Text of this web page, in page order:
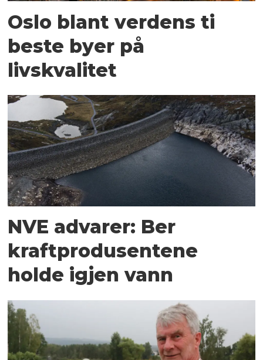
Oslo blant verdens ti
beste byer på
livskvalitet
NVE advarer: Ber
kraftprodusentene
holde igjen vann